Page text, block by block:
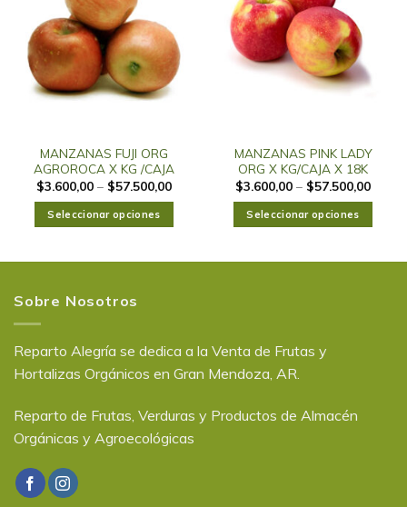
MANZANAS FUJI ORG
AGROROCA X KG /CAJA
$3.600,00 – $57.500,00
Seleccionar opciones
MANZANAS PINK LADY
ORG X KG/CAJA X 18K
$3.600,00 – $57.500,00
Seleccionar opciones
Sobre Nosotros
Reparto Alegría se dedica a la Venta de Frutas y
Hortalizas Orgánicos en Gran Mendoza, AR.
Reparto de Frutas, Verduras y Productos de Almacén
Orgánicas y Agroecológicas